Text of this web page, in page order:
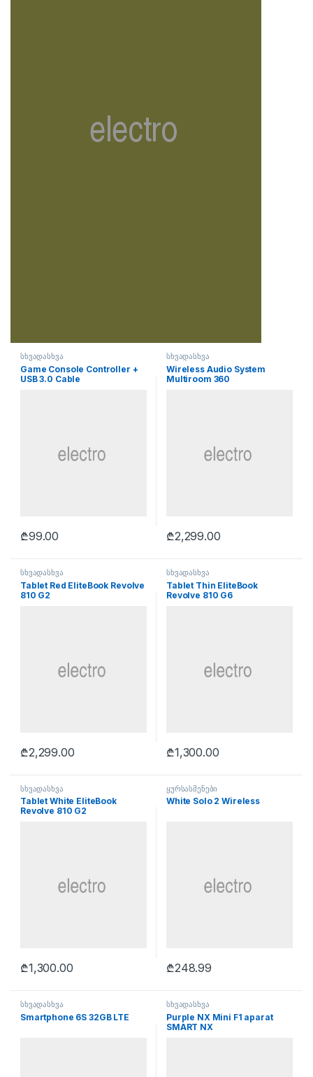
სხვადასხვა
Game Console Controller +
USB 3.0 Cable
₾99.00
სხვადასხვა
Wireless Audio System
Multiroom 360
₾2,299.00
სხვადასხვა
Tablet Red EliteBook Revolve
810 G2
₾2,299.00
სხვადასხვა
Tablet Thin EliteBook
Revolve 810 G6
₾1,300.00
სხვადასხვა
Tablet White EliteBook
Revolve 810 G2
₾1,300.00
ყურსასმენები
White Solo 2 Wireless
₾248.99
სხვადასხვა
Smartphone 6S 32GB LTE
სხვადასხვა
Purple NX Mini F1 aparat
SMART NX